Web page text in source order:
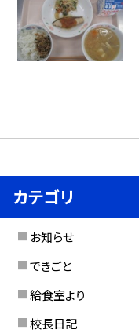
カテゴリ
お知らせ
できごと
給食室より
校長日記